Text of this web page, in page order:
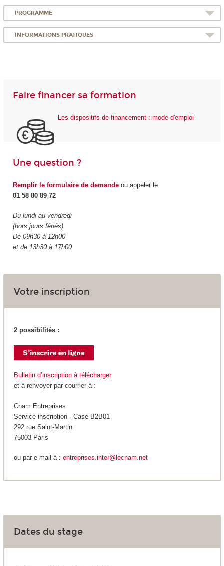
PROGRAMME
INFORMATIONS PRATIQUES
Faire financer sa formation
Les dispositifs de financement : mode d'emploi
Une question ?
Remplir le formulaire de demandeou appeler le
01 58 80 89 72
Du lundi au vendredi
(hors jours fériés)
De 09h30 à 12h00
et de 13h30 à 17h00
Votre inscription
2 possibilités :
Bulletin d’inscription à télécharger
et à renvoyer par courrier à :
Cnam Entreprises
Service inscription - Case B2B01
292 rue Saint-Martin
75003 Paris
ou par e-mail à : entreprises.inter@lecnam.net
Dates du stage